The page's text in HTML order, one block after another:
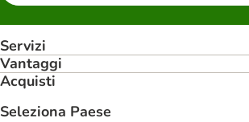
Servizi
Vantaggi
Acquisti
Seleziona Paese